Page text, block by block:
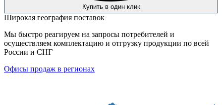
Купить в один клик
Широкая география поставок
Мы быстро реагируем на запросы потребителей и
осуществляем комплектацию и отгрузку продукции по всей
России и СНГ
Офисы продаж в регионах